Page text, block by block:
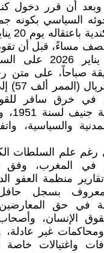
أن قرر دخول
السياسي بكونه
مساءً، قبل أن
اليوم الموالي 21
صباحاً، على متن
الكندية
ترمينال 2، في خرق سافر
وعلى
والسياسية،
رغم علم السلطات
في المغرب، وفق
منظمة العفو
بسجل حافل
في حق المعارضين
الإنسان،
ومحاكمات غير
واغتيالات